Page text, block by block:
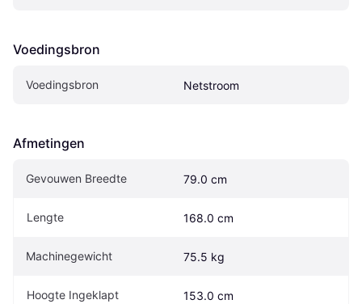
Voedingsbron
Voedingsbron Netstroom
Afmetingen
Gevouwen Breedte 79.0 cm
Lengte 168.0 cm
Machinegewicht 75.5 kg
Hoogte Ingeklapt 153.0 cm